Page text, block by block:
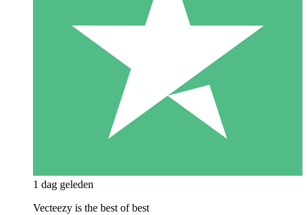
1 dag geleden
Vecteezy is the best of best